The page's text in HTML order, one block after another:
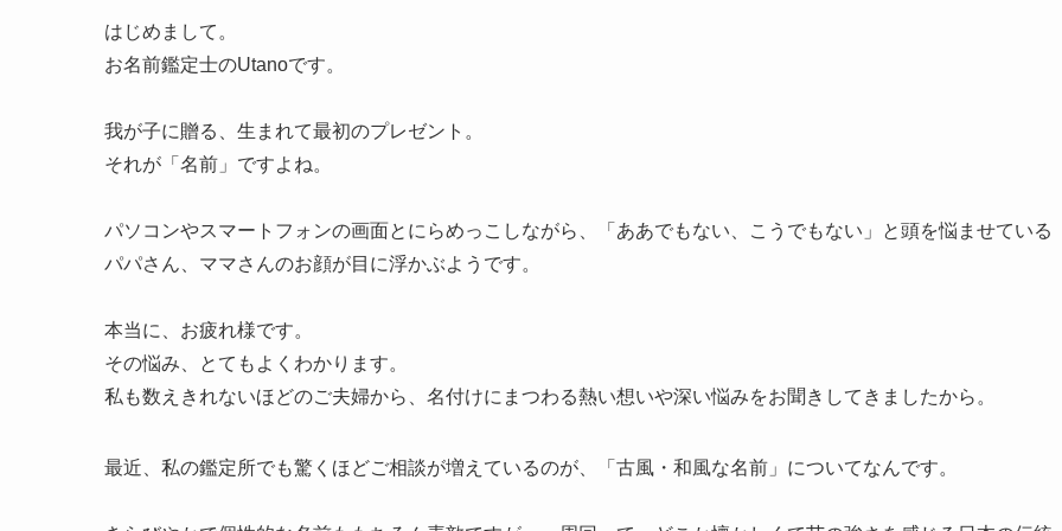
はじめまして。
お名前鑑定士のUtanoです。
我が子に贈る、生まれて最初のプレゼント。
それが「名前」ですよね。
パソコンやスマートフォンの画面とにらめっこしながら、「ああでもない、こうでもない」と頭を悩ませている
パパさん、ママさんのお顔が目に浮かぶようです。
本当に、お疲れ様です。
その悩み、とてもよくわかります。
私も数えきれないほどのご夫婦から、名付けにまつわる熱い想いや深い悩みをお聞きしてきましたから。
最近、私の鑑定所でも驚くほどご相談が増えているのが、「古風・和風な名前」についてなんです。